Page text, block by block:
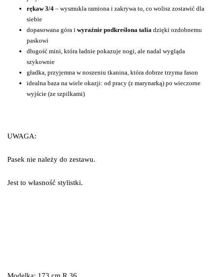
rękaw 3/4 – wysmukla ramiona i zakrywa to, co wolisz zostawić dla
siebie
dopasowana góra i wyraźnie podkreślona talia dzięki ozdobnemu
paskowi
długość mini, która ładnie pokazuje nogi, ale nadal wygląda
szykownie
gładka, przyjemna w noszeniu tkanina, która dobrze trzyma fason
idealna baza na wiele okazji: od pracy (z marynarką) po wieczorne
wyjście (ze szpilkami)
UWAGA:
Pasek nie należy do zestawu.
Jest to własność stylistki.